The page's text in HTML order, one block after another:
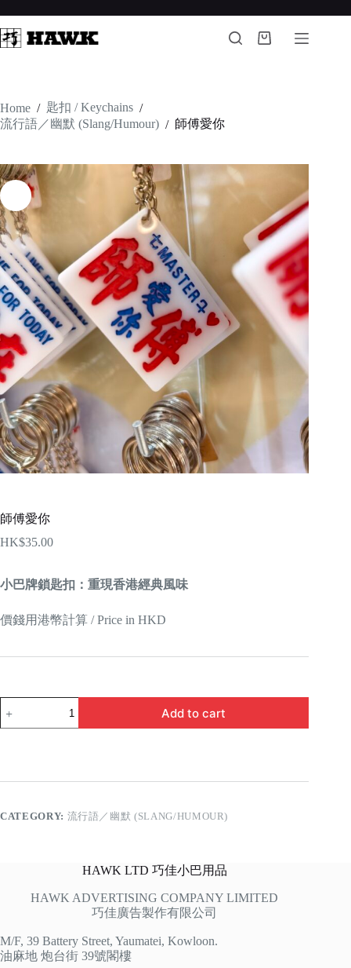
to
content
Shopping
Home / 匙扣 / Keychains /
流行語／幽默 (Slang/Humour) / 師傅愛你
師傅愛你
HK$35.00
小巴牌鎖匙扣：重現香港經典風味
價錢用港幣計算 / Price in HKD
傅
Add to cart
CATEGORY: 流行語／幽默 (SLANG/HUMOUR)
HAWK LTD 巧佳小巴用品
HAWK ADVERTISING COMPANY LIMITED
巧佳廣告製作有限公司
M/F, 39 Battery Street, Yaumatei, Kowloon.
油麻地 炮台街 39號閣樓